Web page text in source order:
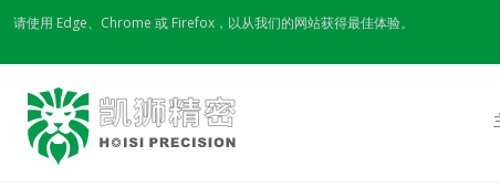
Skip
content
请使用 Edge、Chrome 或 Firefox，以从我们的网站获得最佳体验。